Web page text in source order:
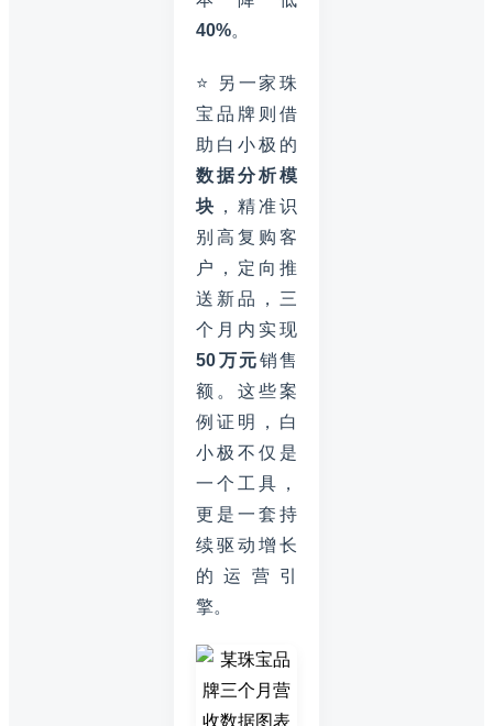
40%。
⭐ 另一家珠
宝品牌则借
助白小极的
数据分析模
块 ，精准识
别高复购客
户，定向推
送新品，三
个月内实现
50万元销售
额。这些案
例证明，白
小极不仅是
一个工具，
更是一套持
续驱动增长
的运营引
擎。